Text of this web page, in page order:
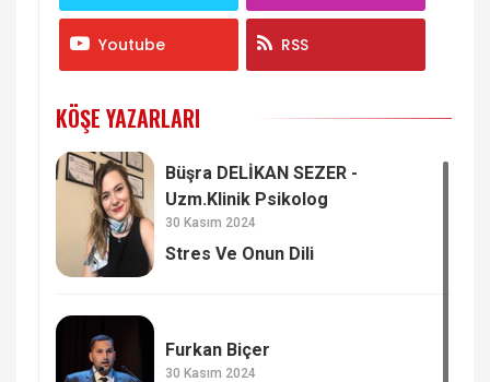
Youtube RSS
KÖŞE YAZARLARI
Büşra DELİKAN SEZER -
Uzm.Klinik Psikolog
30 Kasım 2024
Stres Ve Onun Dili
Furkan Biçer
30 Kasım 2024